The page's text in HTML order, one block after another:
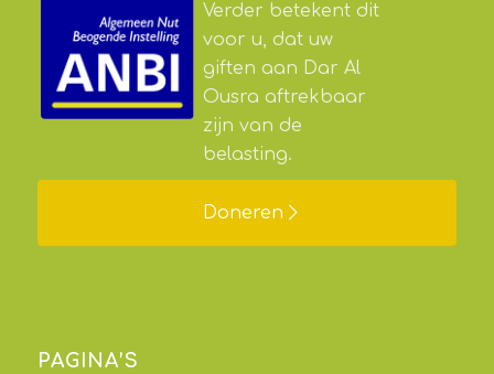
Verder betekent dit
voor u, dat uw
giften aan Dar Al
Ousra aftrekbaar
zijn van de
belasting.
Doneren
PAGINA’S